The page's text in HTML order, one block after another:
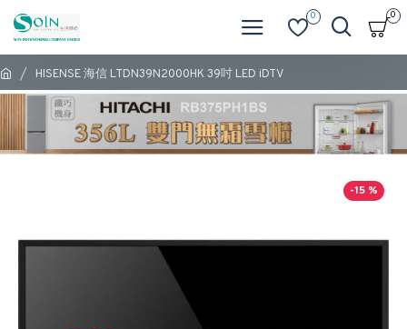
0 0
HISENSE 海信 LTDN39N2000HK 39吋 LED iDTV
-15 %